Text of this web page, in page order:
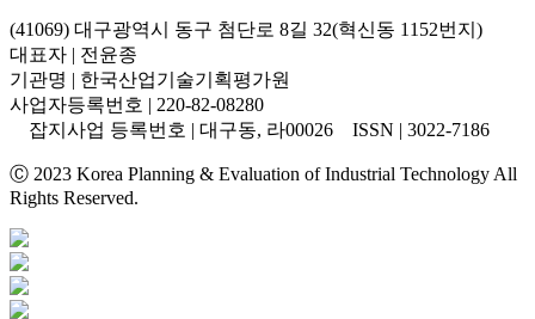
(41069) 대구광역시 동구 첨단로 8길 32(혁신동 1152번지)
대표자 | 전윤종
기관명 | 한국산업기술기획평가원
사업자등록번호 | 220-82-08280
잡지사업 등록번호 | 대구동, 라00026 ISSN | 3022-7186
Ⓒ 2023 Korea Planning & Evaluation of Industrial Technology All
Rights Reserved.